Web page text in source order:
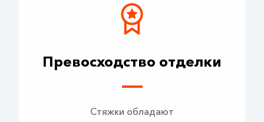
Превосходство отделки
Стяжки обладают